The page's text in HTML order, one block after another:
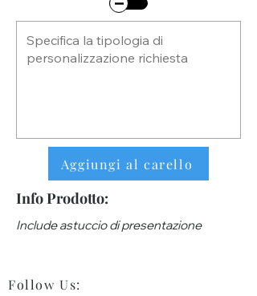
Aggiungi al carello
Info Prodotto:
Include astuccio di presentazione
Follow Us: